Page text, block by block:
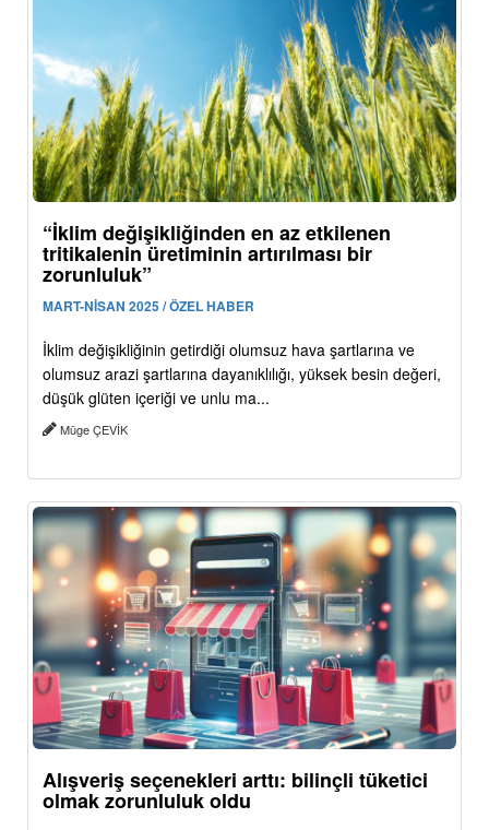
“İklim değişikliğinden en az etkilenen
tritikalenin üretiminin artırılması bir
zorunluluk”
MART-NİSAN 2025 / ÖZEL HABER
İklim değişikliğinin getirdiği olumsuz hava şartlarına ve
olumsuz arazi şartlarına dayanıklılığı, yüksek besin değeri,
düşük glüten içeriği ve unlu ma...
Müge ÇEVİK
Alışveriş seçenekleri arttı: bilinçli tüketici
olmak zorunluluk oldu